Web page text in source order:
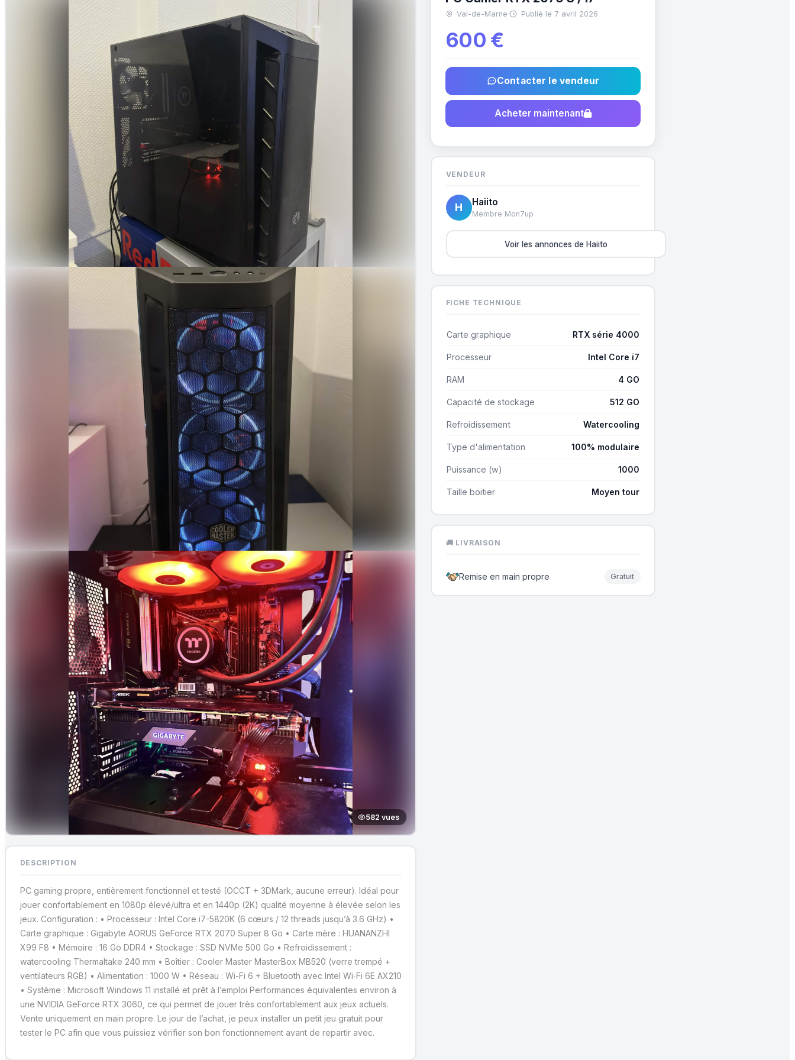
582 vues
DESCRIPTION
PC gaming propre, entièrement fonctionnel et testé (OCCT + 3DMark, aucune erreur). Idéal pour
jouer confortablement en 1080p élevé/ultra et en 1440p (2K) qualité moyenne à élevée selon les
jeux. Configuration : • Processeur : Intel Core i7-5820K (6 cœurs / 12 threads jusqu’à 3.6 GHz) •
Carte graphique : Gigabyte AORUS GeForce RTX 2070 Super 8 Go • Carte mère : HUANANZHI
X99 F8 • Mémoire : 16 Go DDR4 • Stockage : SSD NVMe 500 Go • Refroidissement :
watercooling Thermaltake 240 mm • Boîtier : Cooler Master MasterBox MB520 (verre trempé +
ventilateurs RGB) • Alimentation : 1000 W • Réseau : Wi-Fi 6 + Bluetooth avec Intel Wi‑Fi 6E AX210
• Système : Microsoft Windows 11 installé et prêt à l’emploi Performances équivalentes environ à
une NVIDIA GeForce RTX 3060, ce qui permet de jouer très confortablement aux jeux actuels.
Vente uniquement en main propre. Le jour de l’achat, je peux installer un petit jeu gratuit pour
tester le PC afin que vous puissiez vérifier son bon fonctionnement avant de repartir avec.
Val-de-Marne· Publié le 7 avril 2026
600 €
Contacter le vendeur
Acheter maintenant
VENDEUR
H Haiito
Membre Mon7up
Voir les annonces de Haiito
FICHE TECHNIQUE
Carte graphique RTX série 4000
Processeur Intel Core i7
RAM 4 GO
Capacité de stockage 512 GO
Refroidissement Watercooling
Type d'alimentation 100% modulaire
Puissance (w) 1000
Taille boitier Moyen tour
🚚 LIVRAISON
Remise en main propre Gratuit